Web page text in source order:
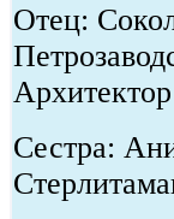
Отец:
Архитектор
Сестра: